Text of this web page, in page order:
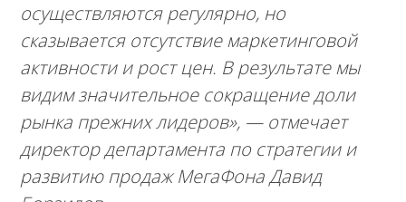
осуществляются регулярно, но
сказывается отсутствие маркетинговой
активности и рост цен. В результате мы
видим значительное сокращение доли
рынка прежних лидеров», — отмечает
директор департамента по стратегии и
развитию продаж МегаФона Давид